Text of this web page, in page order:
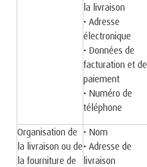
la livraison
• Adresse
électronique
• Données de
facturation et de
paiement
• Numéro de
téléphone
Organisation de
la livraison ou de
la fourniture de
• Nom
• Adresse de
livraison